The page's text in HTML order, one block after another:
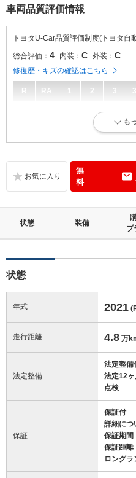
車両品質評価情報
トヨタU-Car品質評価制度(トヨタ自
総合評価： 4 内装： C 外装： C
修復歴・キズの確認はこちら
R RA 1 2 3
キズ、へこみが少なく、全体的に
標準的に使用されていて、気にな
こ
も
無
料
状態 装備
プ
状態
年式 2021
走行距離 4.8 万
法定整備
法定整備
法定12
点検
保証
保証付
詳細につ
保証期間
保証距離
ロング